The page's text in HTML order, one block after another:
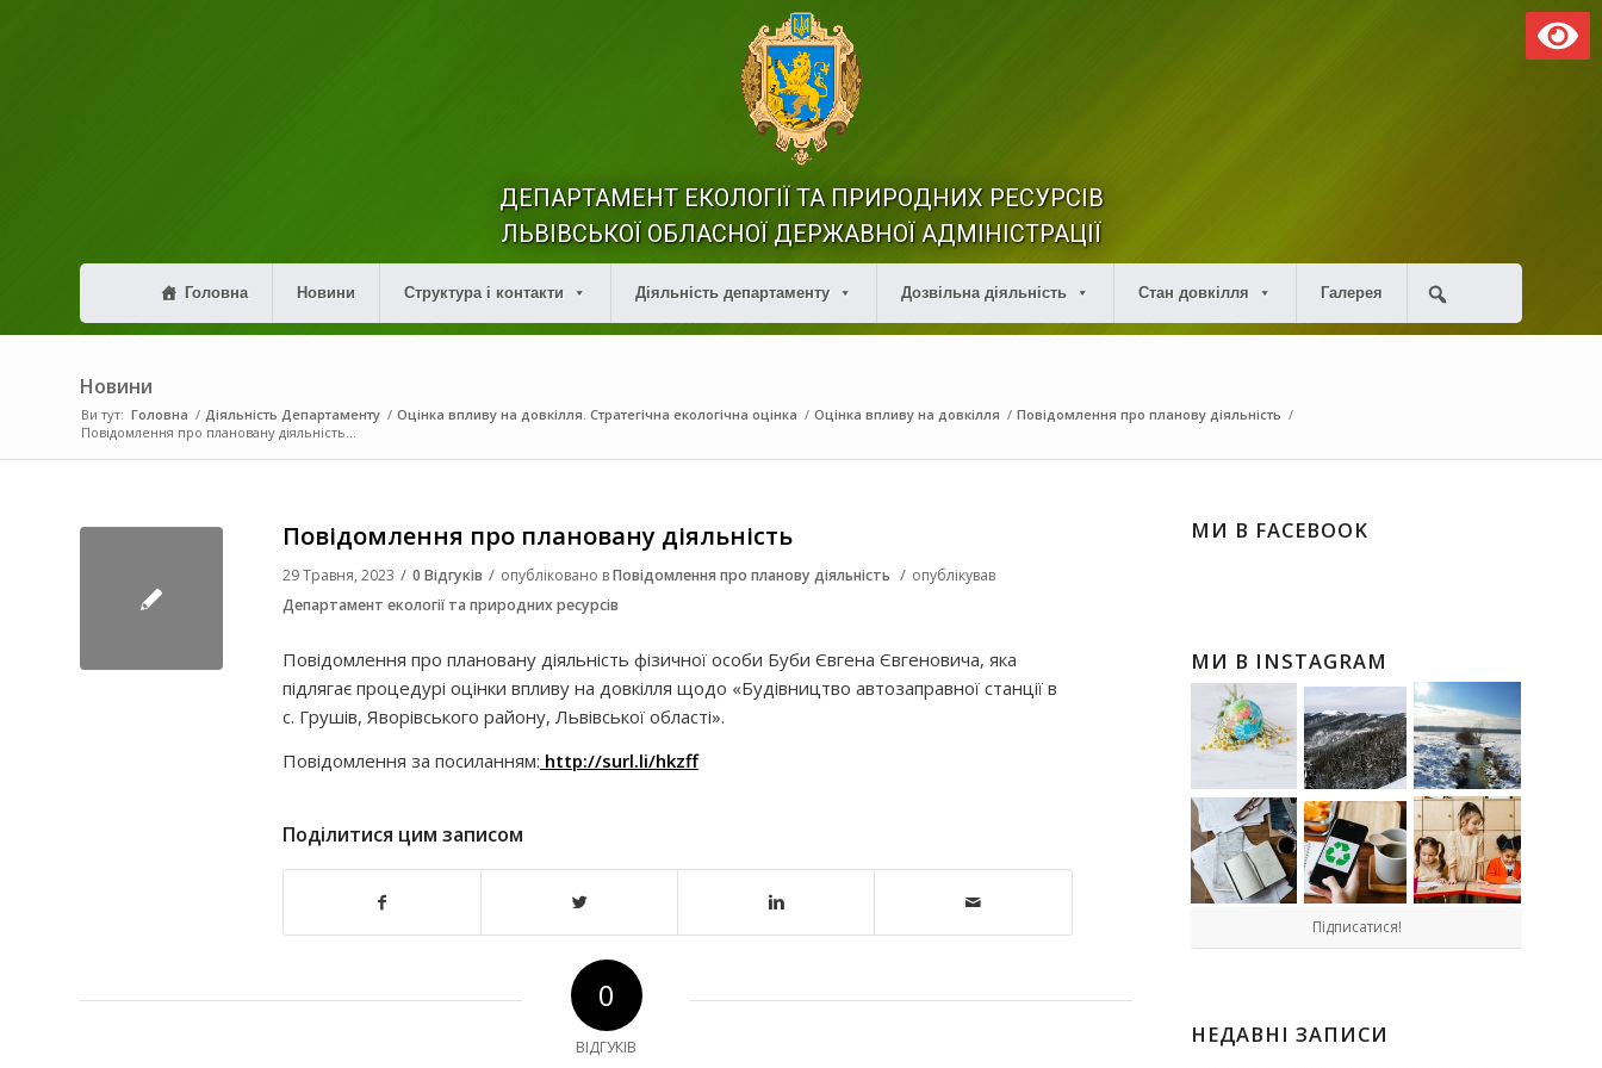
ДЕПАРТАМЕНТ ЕКОЛОГІЇ ТА ПРИРОДНИХ РЕСУРСІВ
ЛЬВІВСЬКОЇ ОБЛАСНОЇ ДЕРЖАВНОЇ АДМІНІСТРАЦІЇ
Головна Новини Структура і контакти Діяльність департаменту Дозвільна діяльність Стан довкілля Галерея
Новини
Ви тут: Головна / Діяльність Департаменту / Оцінка впливу на довкілля. Стратегічна екологічна оцінка / Оцінка впливу на довкілля / Повідомлення про планову діяльність /
Повідомлення про плановану діяльність...
Повідомлення про плановану діяльність
29 Травня, 2023 / 0 Відгуків / опубліковано вПовідомлення про планову діяльність / опублікував
Департамент екології та природних ресурсів
Повідомлення про плановану діяльність фізичної особи Буби Євгена Євгеновича, яка
підлягає процедурі оцінки впливу на довкілля щодо «Будівництво автозаправної станції в
с. Грушів, Яворівського району, Львівської області».
Повідомлення за посиланням: http://surl.li/hkzff
Поділитися цим записом
0
ВІДГУКІВ
МИ В FACEBOOK
МИ В INSTAGRAM
Підписатися!
НЕДАВНІ ЗАПИСИ